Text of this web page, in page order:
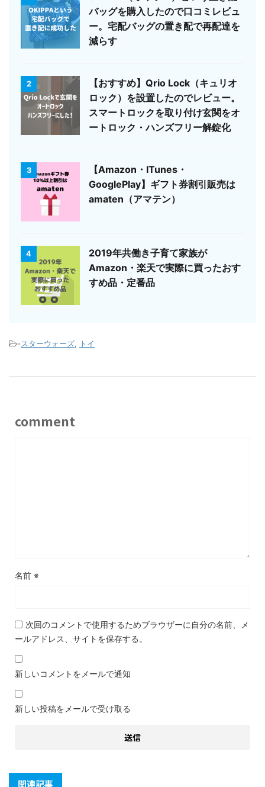
バッグを購入したので口コミレビュ
ー。宅配バッグの置き配で再配達を
減らす
2
【おすすめ】Qrio Lock（キュリオ
ロック）を設置したのでレビュー。
スマートロックを取り付け玄関をオ
ートロック・ハンズフリー解錠化
3
【Amazon・ITunes・
GooglePlay】ギフト券割引販売は
amaten（アマテン）
4
2019年共働き子育て家族が
Amazon・楽天で実際に買ったおす
すめ品・定番品
-スターウォーズ, トイ
comment
名前 ※
次回のコメントで使用するためブラウザーに自分の名前、メ
ールアドレス、サイトを保存する。
新しいコメントをメールで通知
新しい投稿をメールで受け取る
関連記事